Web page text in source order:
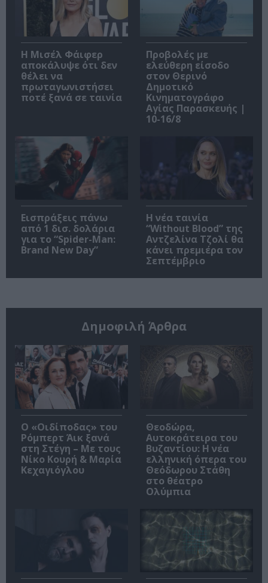
Η Μισέλ Φάιφερ
αποκάλυψε ότι δεν
θέλει να
πρωταγωνιστήσει
ποτέ ξανά σε ταινία
Προβολές με
ελεύθερη είσοδο
στον Θερινό
Δημοτικό
Κινηματογράφο
Αγίας Παρασκευής |
10-16/8
Εισπράξεις πάνω
από 1 δισ. δολάρια
για το “Spider-Man:
Brand New Day”
Η νέα ταινία
“Without Blood” της
Αντζελίνα Τζολί θα
κάνει πρεμιέρα τον
Σεπτέμβριο
Δημοφιλή Άρθρα
O «Οιδίποδας» του
Ρόμπερτ Άικ ξανά
στη Στέγη – Με τους
Νίκο Κουρή & Μαρία
Κεχαγιόγλου
Θεοδώρα,
Αυτοκράτειρα του
Βυζαντίου: Η νέα
ελληνική όπερα του
Θεόδωρου Στάθη
στο θέατρο
Ολύμπια